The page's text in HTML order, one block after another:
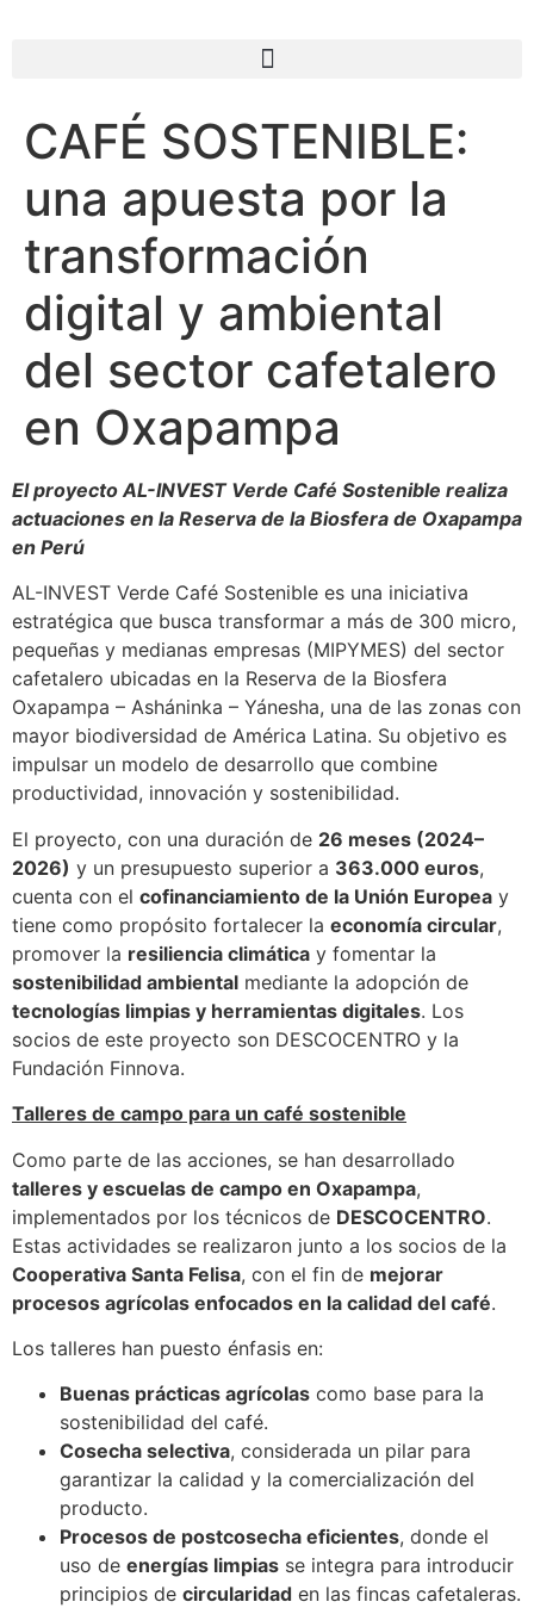
CAFÉ SOSTENIBLE:
una apuesta por la
transformación
digital y ambiental
del sector cafetalero
en Oxapampa
El proyecto AL-INVEST Verde Café Sostenible realiza
actuaciones en la Reserva de la Biosfera de Oxapampa
en Perú
AL-INVEST Verde Café Sostenible es una iniciativa
estratégica que busca transformar a más de 300 micro,
pequeñas y medianas empresas (MIPYMES) del sector
cafetalero ubicadas en la Reserva de la Biosfera
Oxapampa – Asháninka – Yánesha, una de las zonas con
mayor biodiversidad de América Latina. Su objetivo es
impulsar un modelo de desarrollo que combine
productividad, innovación y sostenibilidad.
El proyecto, con una duración de 26 meses (2024–
2026) y un presupuesto superior a 363.000 euros,
cuenta con el cofinanciamiento de la Unión Europea y
tiene como propósito fortalecer la economía circular,
promover la resiliencia climática y fomentar la
sostenibilidad ambiental mediante la adopción de
tecnologías limpias y herramientas digitales. Los
socios de este proyecto son DESCOCENTRO y la
Fundación Finnova.
Talleres de campo para un café sostenible
Como parte de las acciones, se han desarrollado
talleres y escuelas de campo en Oxapampa,
implementados por los técnicos de DESCOCENTRO.
Estas actividades se realizaron junto a los socios de la
Cooperativa Santa Felisa, con el fin de mejorar
procesos agrícolas enfocados en la calidad del café.
Los talleres han puesto énfasis en:
Buenas prácticas agrícolas como base para la
sostenibilidad del café.
Cosecha selectiva, considerada un pilar para
garantizar la calidad y la comercialización del
producto.
Procesos de postcosecha eficientes, donde el
uso de energías limpias se integra para introducir
principios de circularidad en las fincas cafetaleras.